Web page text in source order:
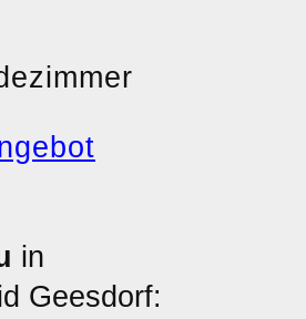
in
Geesdorf: